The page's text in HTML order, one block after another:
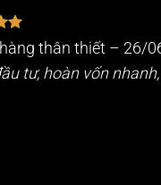
thân thiết – 26/
tư, hoàn vốn